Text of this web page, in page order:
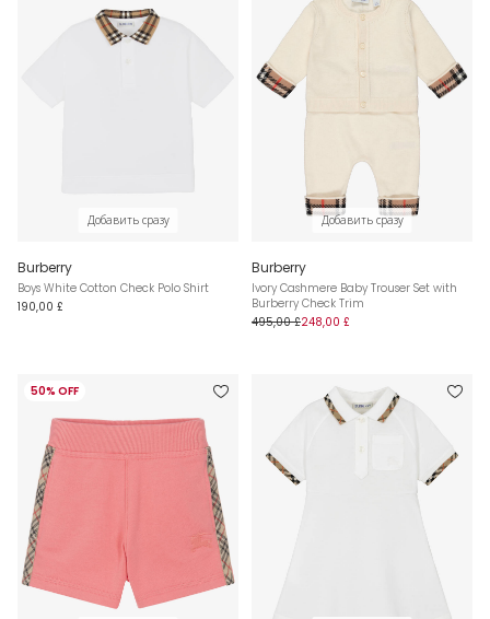
Добавить сразу
Burberry
Boys White Cotton Check Polo Shirt
190,00 £
Добавить сразу
Burberry
Ivory Cashmere Baby Trouser Set with
Burberry Check Trim
495,00 £248,00 £
50% OFF